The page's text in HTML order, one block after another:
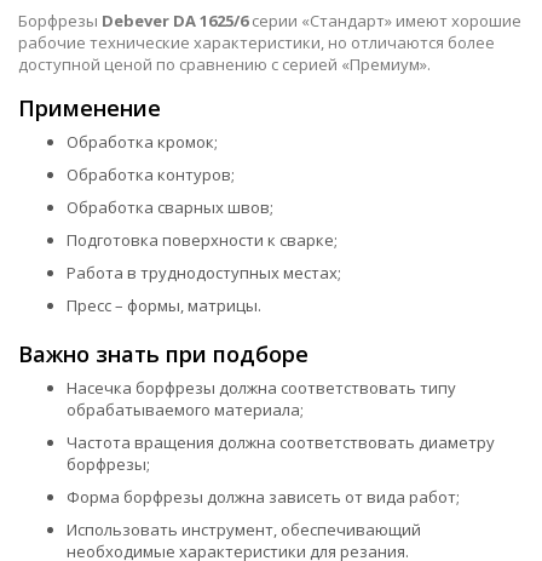
Борфрезы Debever DA 1625/6серии «Стандарт» имеют хорошие
рабочие технические характеристики, но отличаются более
доступной ценой по сравнению с серией «Премиум».
Применение
Обработка кромок;
Обработка контуров;
Обработка сварных швов;
Подготовка поверхности к сварке;
Работа в труднодоступных местах;
Пресс – формы, матрицы.
Важно знать при подборе
Насечка борфрезы должна соответствовать типу
обрабатываемого материала;
Частота вращения должна соответствовать диаметру
борфрезы;
Форма борфрезы должна зависеть от вида работ;
Использовать инструмент, обеспечивающий
необходимые характеристики для резания.